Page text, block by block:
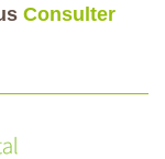
Consulter